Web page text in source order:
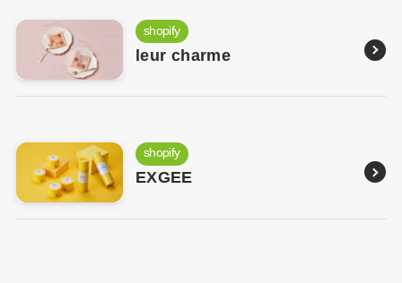
shopify
leur charme
shopify
EXGEE